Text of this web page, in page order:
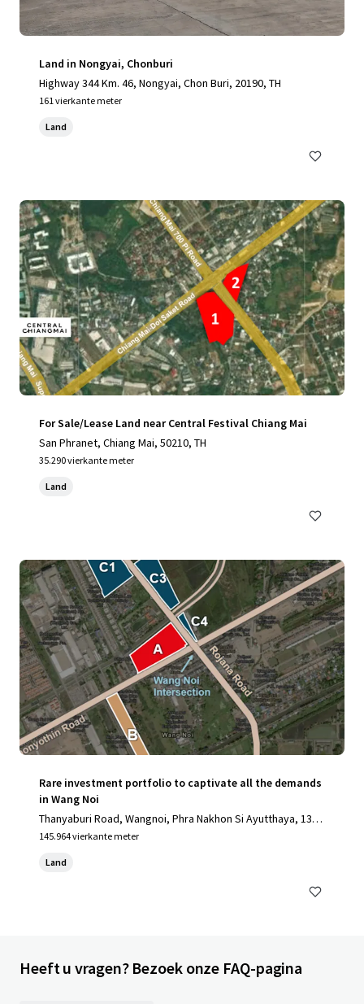
Land in Nongyai, Chonburi
Highway 344 Km. 46, Nongyai, Chon Buri, 20190, TH
161 vierkante meter
Land
For Sale/Lease Land near Central Festival Chiang Mai
San Phranet, Chiang Mai, 50210, TH
35.290 vierkante meter
Land
Rare investment portfolio to captivate all the demands
in Wang Noi
Thanyaburi Road, Wangnoi, Phra Nakhon Si Ayutthaya, 1317
0, TH
145.964 vierkante meter
Land
Heeft u vragen? Bezoek onze FAQ-pagina